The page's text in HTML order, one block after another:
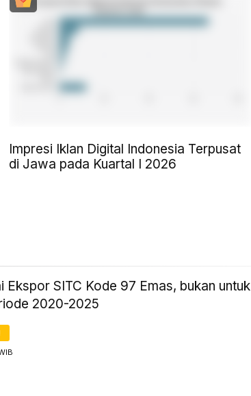
Impresi Iklan Digital Indonesia Terpusat
di Jawa pada Kuartal I 2026
Ekspor SITC Kode 97 Emas, bukan untuk
2020-2025